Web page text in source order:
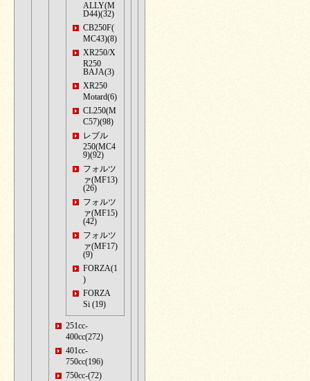
ALLY(M
D44)(32)
CB250F(
MC43)(8)
XR250/X
R250
BAJA(3)
XR250
Motard(6)
CL250(M
C57)(98)
レブル
250(MC4
9)(92)
フォルツ
ァ(MF13)
(26)
フォルツ
ァ(MF15)
(42)
フォルツ
ァ(MF17)
(9)
FORZA(1
)
FORZA
Si (19)
251cc-
400cc(272)
401cc-
750cc(196)
750cc-(72)